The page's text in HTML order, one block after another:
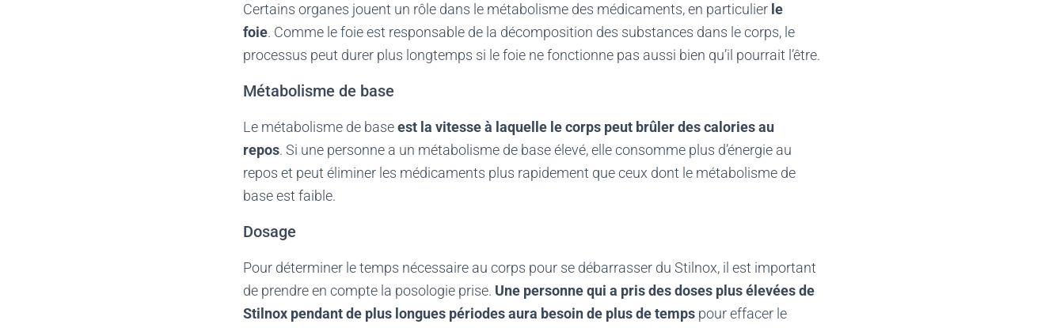
Certains organes jouent un rôle dans le métabolisme des médicaments, en particulier le
foie. Comme le foie est responsable de la décomposition des substances dans le corps, le
processus peut durer plus longtemps si le foie ne fonctionne pas aussi bien qu’il pourrait l’être.
Métabolisme de base
Le métabolisme de baseest la vitesse à laquelle le corps peut brûler des calories au
repos. Si une personne a un métabolisme de base élevé, elle consomme plus d’énergie au
repos et peut éliminer les médicaments plus rapidement que ceux dont le métabolisme de
base est faible.
Dosage
Pour déterminer le temps nécessaire au corps pour se débarrasser du Stilnox, il est important
de prendre en compte la posologie prise. Une personne qui a pris des doses plus élevées de
Stilnox pendant de plus longues périodes aura besoin de plus de temps pour effacer le